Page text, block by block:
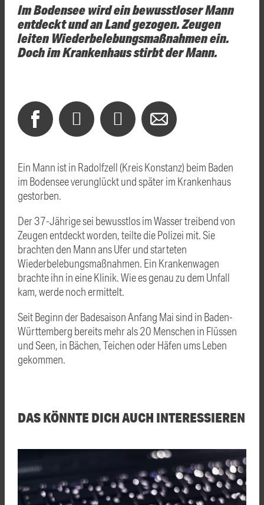
Im Bodensee wird ein bewusstloser Mann
entdeckt und an Land gezogen. Zeugen
leiten Wiederbelebungsmaßnahmen ein.
Doch im Krankenhaus stirbt der Mann.
Ein Mann ist in Radolfzell (Kreis Konstanz) beim Baden
im Bodenseeverunglückt und später im Krankenhaus
gestorben.
Der 37-Jährige sei bewusstlos im Wasser treibend von
Zeugen entdeckt worden, teilte die Polizei mit. Sie
brachten den Mann ans Ufer und starteten
Wiederbelebungsmaßnahmen. Ein Krankenwagen
brachte ihn in eine Klinik. Wie es genau zu dem Unfall
kam, werde noch ermittelt.
Seit Beginn der Badesaison Anfang Mai sind in Baden-
Württemberg bereits mehr als 20 Menschen in Flüssen
und Seen, in Bächen, Teichen oder Häfen ums Leben
gekommen.
DAS KÖNNTE DICH AUCH INTERESSIEREN